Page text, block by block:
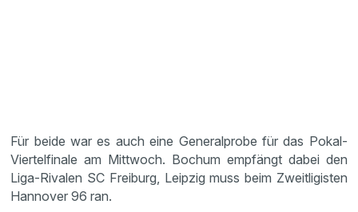
Für beide war es auch eine Generalprobe für das Pokal-
Viertelfinale am Mittwoch. Bochum empfängt dabei den
Liga-Rivalen SC Freiburg, Leipzig muss beim Zweitligisten
Hannover 96 ran.